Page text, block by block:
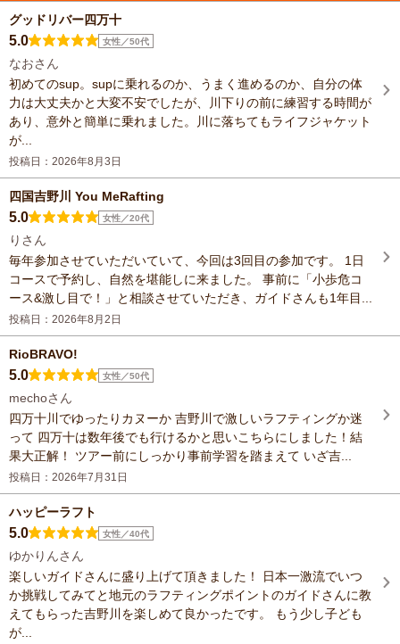
グッドリバー四万十
5.0 女性／50代
なおさん
初めてのsup。supに乗れるのか、うまく進めるのか、自分の体
力は大丈夫かと大変不安でしたが、川下りの前に練習する時間が
あり、意外と簡単に乗れました。川に落ちてもライフジャケット
が...
投稿日：2026年8月3日
四国吉野川 You MeRafting
5.0 女性／20代
りさん
毎年参加させていただいていて、今回は3回目の参加です。 1日
コースで予約し、自然を堪能しに来ました。 事前に「小歩危コ
ース&激し目で！」と相談させていただき、ガイドさんも1年目...
投稿日：2026年8月2日
RioBRAVO!
5.0 女性／50代
mechoさん
四万十川でゆったりカヌーか 吉野川で激しいラフティングか迷
って 四万十は数年後でも行けるかと思いこちらにしました！結
果大正解！ ツアー前にしっかり事前学習を踏まえて いざ吉...
投稿日：2026年7月31日
ハッピーラフト
5.0 女性／40代
ゆかりんさん
楽しいガイドさんに盛り上げて頂きました！ 日本一激流でいつ
か挑戦してみてと地元のラフティングポイントのガイドさんに教
えてもらった吉野川を楽しめて良かったです。 もう少し子ども
が...